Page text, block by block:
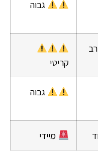
גבוה
קריטי
גבוה
מיידי